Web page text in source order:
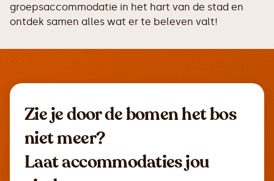
groepsaccommodatie in het hart van de stad en
ontdek samen alles wat er te beleven valt!
Zie je door de bomen het bos
niet meer?
Laat accommodaties jou